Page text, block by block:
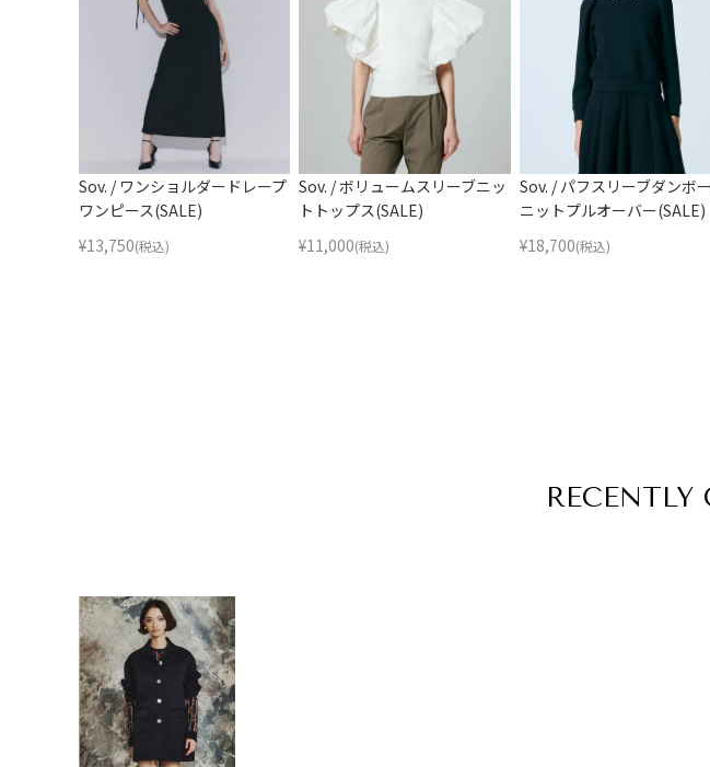
Sov. / ワンショルダードレープ
ワンピース(SALE)
¥13,750(税込)
Sov. / ボリュームスリーブニッ
トトップス(SALE)
¥11,000(税込)
Sov. / パフスリーブダンボ
ニットプルオーバー(SALE)
¥18,700(税込)
RECENTLY